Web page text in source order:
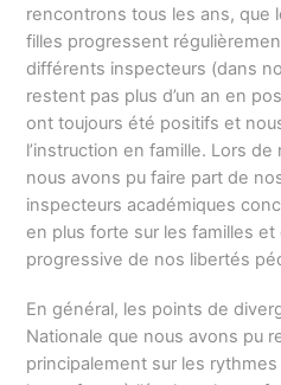
rencontrons tous les ans, que
filles progressent
différents inspecteurs (dans
restent pas plus d’un an en
ont toujours été positifs et
l’instruction en famille. Lors
nous avons pu faire part de
inspecteurs académiques
en plus forte sur les familles
progressive de nos libertés
En général, les points de
Nationale que nous avons pu
principalement sur les